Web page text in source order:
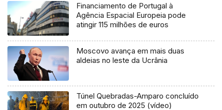
Financiamento de Portugal à
Agência Espacial Europeia pode
atingir 115 milhões de euros
Moscovo avança em mais duas
aldeias no leste da Ucrânia
Túnel Quebradas-Amparo concluído
em outubro de 2025 (vídeo)